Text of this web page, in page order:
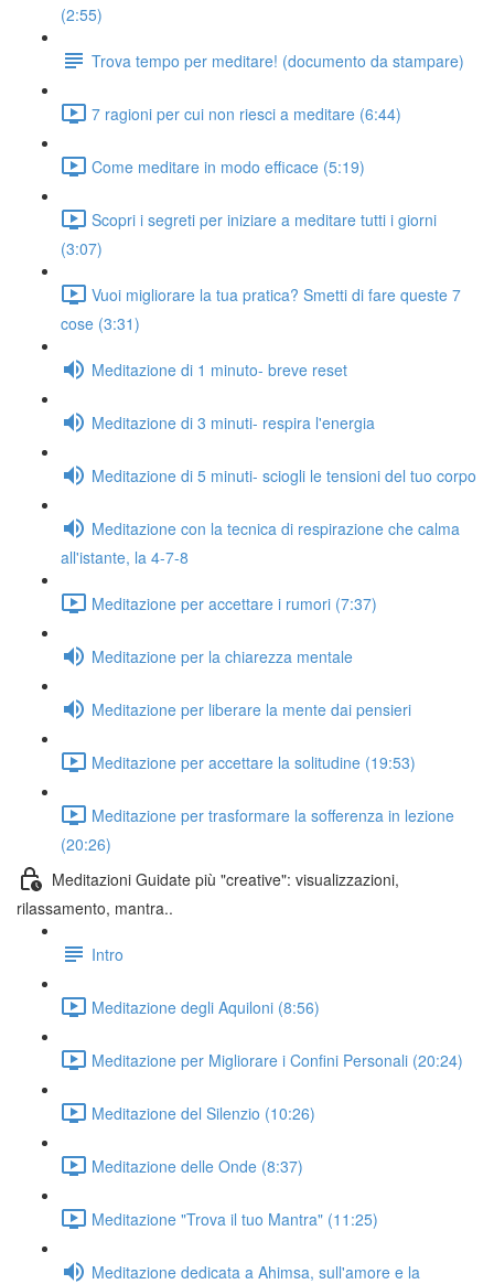
(2:55)
Trova tempo per meditare! (documento da stampare)
7 ragioni per cui non riesci a meditare (6:44)
Come meditare in modo efficace (5:19)
Scopri i segreti per iniziare a meditare tutti i giorni
(3:07)
Vuoi migliorare la tua pratica? Smetti di fare queste 7
cose (3:31)
Meditazione di 1 minuto- breve reset
Meditazione di 3 minuti- respira l'energia
Meditazione di 5 minuti- sciogli le tensioni del tuo corpo
Meditazione con la tecnica di respirazione che calma
all'istante, la 4-7-8
Meditazione per accettare i rumori (7:37)
Meditazione per la chiarezza mentale
Meditazione per liberare la mente dai pensieri
Meditazione per accettare la solitudine (19:53)
Meditazione per trasformare la sofferenza in lezione
(20:26)
Meditazioni Guidate più "creative": visualizzazioni,
rilassamento, mantra..
Intro
Meditazione degli Aquiloni (8:56)
Meditazione per Migliorare i Confini Personali (20:24)
Meditazione del Silenzio (10:26)
Meditazione delle Onde (8:37)
Meditazione "Trova il tuo Mantra" (11:25)
Meditazione dedicata a Ahimsa, sull'amore e la